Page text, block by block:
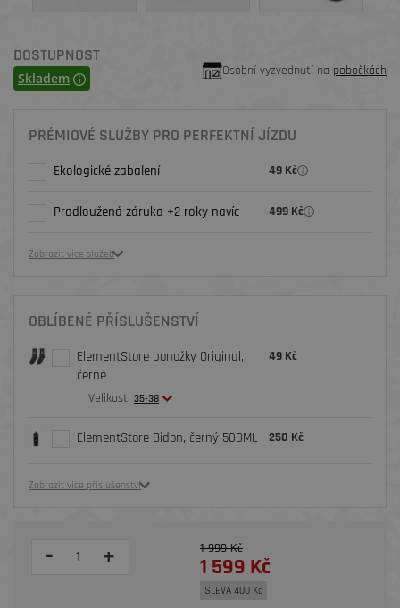
DOSTUPNOST
Skladem Osobní vyzvednutí na pobočkách
PRÉMIOVÉ SLUŽBY PRO PERFEKTNÍ JÍZDU
Ekologické zabalení 49 Kč
Prodloužená záruka +2 roky navíc 499 Kč
Zobrazit více služeb
OBLÍBENÉ PŘÍSLUŠENSTVÍ
ElementStore ponožky Original,
černé
Velikost: 35-38
49 Kč
ElementStore Bidon, černý 500ML 250 Kč
Zobrazit více příslušenství
- + 1 999 Kč
1 599 Kč
SLEVA 400 Kč